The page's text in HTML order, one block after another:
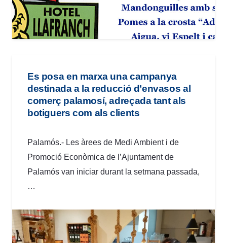
Es posa en marxa una campanya
destinada a la reducció d’envasos al
comerç palamosí, adreçada tant als
botiguers com als clients
Palamós.- Les àrees de Medi Ambient i de
Promoció Econòmica de l’Ajuntament de
Palamós van iniciar durant la setmana passada,
…